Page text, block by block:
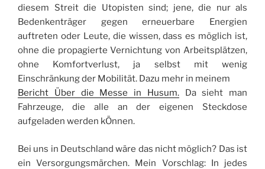
diesem Streit die Utopisten sind; jene, die nur als
Bedenkenträger gegen erneuerbare Energien
auftreten oder Leute, die wissen, dass es möglich ist,
ohne die propagierte Vernichtung von Arbeitsplätzen,
ohne Komfortverlust, ja selbst mit wenig
Einschränkung der Mobilität. Dazu mehr in meinem
Bericht Über die Messe in Husum.Da sieht man
Fahrzeuge, die alle an der eigenen Steckdose
aufgeladen werden kÖnnen.
Bei uns in Deutschland wäre das nicht möglich? Das ist
ein Versorgungsmärchen. Mein Vorschlag: In jedes